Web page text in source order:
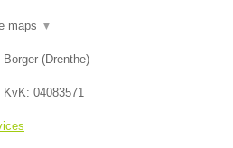
maps ▼
Borger (Drenthe)
KvK: 04083571